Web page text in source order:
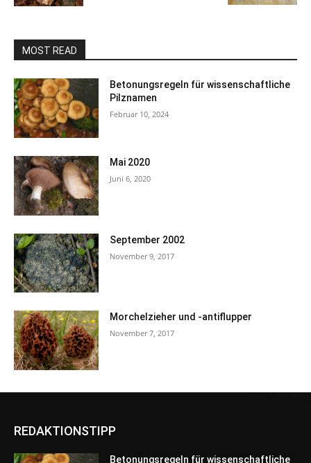
MOST READ
Betonungsregeln für wissenschaftliche
Pilznamen
Februar 10, 2024
Mai 2020
Juni 6, 2020
September 2002
November 9, 2017
Morchelzieher und -antiflupper
November 7, 2017
REDAKTIONSTIPP
Betonungsregeln für wissenschaftliche